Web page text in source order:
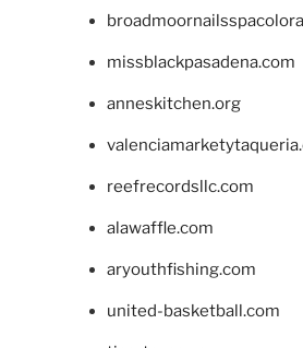
missblackpasadena.com
anneskitchen.org
reefrecordsllc.com
alawaffle.com
aryouthfishing.com
united-basketball.com